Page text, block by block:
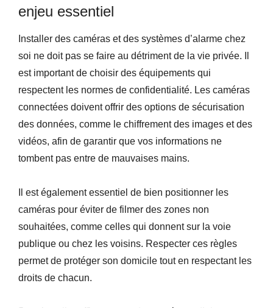
enjeu essentiel
Installer des caméras et des systèmes d’alarme chez
soi ne doit pas se faire au détriment de la vie privée. Il
est important de choisir des équipements qui
respectent les normes de confidentialité. Les caméras
connectées doivent offrir des options de sécurisation
des données, comme le chiffrement des images et des
vidéos, afin de garantir que vos informations ne
tombent pas entre de mauvaises mains.
Il est également essentiel de bien positionner les
caméras pour éviter de filmer des zones non
souhaitées, comme celles qui donnent sur la voie
publique ou chez les voisins. Respecter ces règles
permet de protéger son domicile tout en respectant les
droits de chacun.